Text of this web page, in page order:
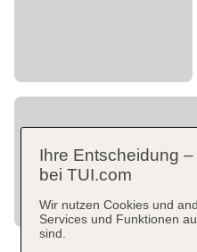
Ihre Entscheidung
bei TUI.com
Wir nutzen Cookies und
Services und Funktionen
sind.